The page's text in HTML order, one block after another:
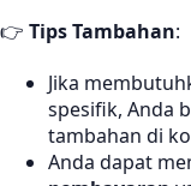
👉 Tips Tambahan:
Jika
spesifik, Anda
tambahan di
Anda dapat